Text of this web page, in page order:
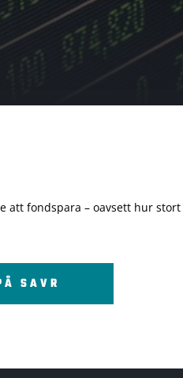
att fondspara – oavsett hur
SAVR